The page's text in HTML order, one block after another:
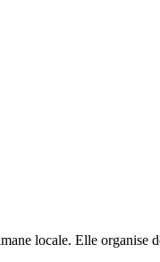
locale. Elle organise